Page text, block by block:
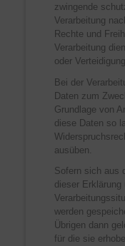
zwingende
Verarbeitung
Rechte und
Verarbeitung
oder
Bei der
Daten zum
Grundlage von
diese Daten so
ausüben.
Sofern sich aus
dieser
werden
Übrigen dann
für die sie